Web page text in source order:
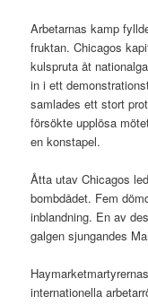
Arbetarnas kamp
fruktan. Chicagos
kulspruta åt
in i ett
samlades ett stort
försökte upplösa
en konstapel.
Åtta utav Chicagos
bombdådet. Fem
inblandning. En av
galgen sjungandes
internationella